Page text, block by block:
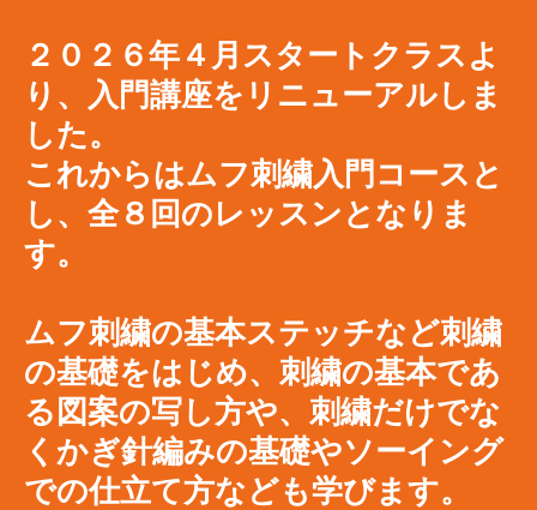
２０２６年４月スタートクラスよ
り、入門講座をリニューアルしま
した。
これからはムフ刺繍入門コースと
し、全８回のレッスンとなりま
す。
ムフ刺繍の基本ステッチなど刺繍
の基礎をはじめ、刺繍の基本であ
る図案の写し方や、刺繍だけでな
くかぎ針編みの基礎やソーイング
での仕立て方なども学びます。